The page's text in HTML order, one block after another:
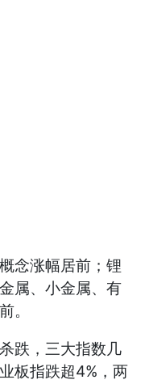
念涨幅居前；锂
属、小金属、有
。
跌，三大指数几
板指跌超4%，两